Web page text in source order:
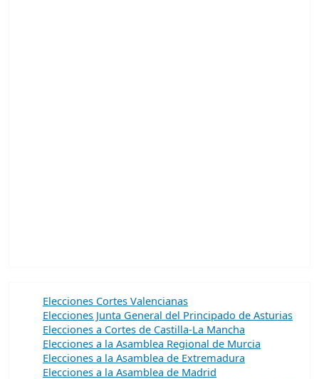
Elecciones Cortes Valencianas
Elecciones Junta General del Principado de Asturias
Elecciones a Cortes de Castilla-La Mancha
Elecciones a la Asamblea Regional de Murcia
Elecciones a la Asamblea de Extremadura
Elecciones a la Asamblea de Madrid